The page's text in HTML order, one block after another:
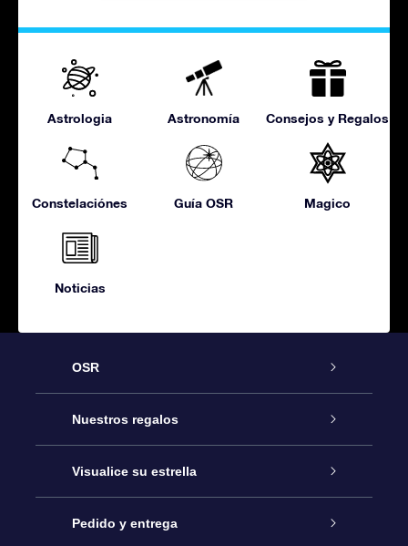
Astrologia Astronomía Consejos y Regalos
Constelaciónes Guía OSR Magico
Noticias
OSR
Atención
Contáctanos
Blog
Nuestros regalos
Regalo Estrella Online
Paquete de Regalo OSR
Visualice su estrella
Registro estelar
Pedido y entrega